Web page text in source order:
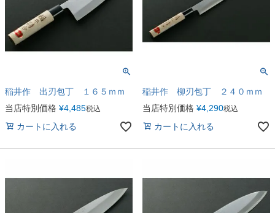
稲井作 出刃包丁 １６５ｍｍ
当店特別価格 ¥4,485税込
カートに入れる
稲井作 柳刃包丁 ２４０ｍｍ
当店特別価格 ¥4,290税込
カートに入れる